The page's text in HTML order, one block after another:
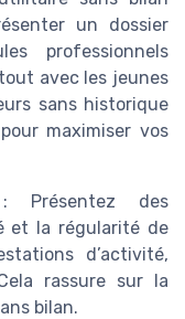
un dossier
professionnels
avec les jeunes
sans historique
maximiser vos
Présentez des
et la régularité de
d’activité,
rassure sur la
bilan.